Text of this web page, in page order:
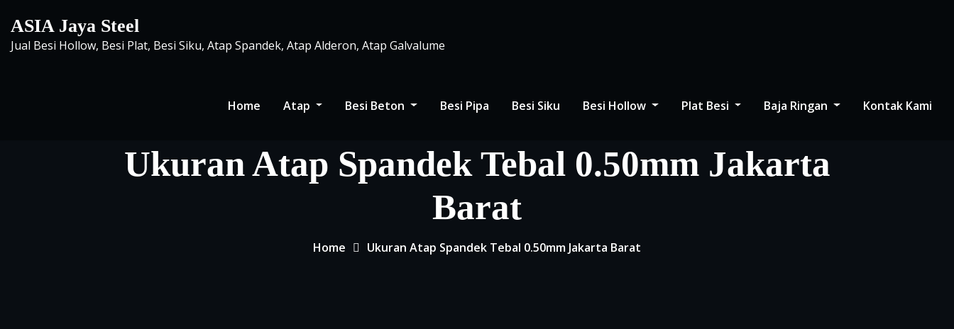
content
ASIA Jaya Steel
Jual Besi Hollow, Besi Plat, Besi Siku, Atap Spandek, Atap Alderon, Atap Galvalume
Home Atap Besi Beton Besi Pipa Besi Siku Besi Hollow Plat Besi Baja Ringan Kontak Kami
Ukuran Atap Spandek Tebal 0.50mm Jakarta
Barat
Home Ukuran Atap Spandek Tebal 0.50mm Jakarta Barat